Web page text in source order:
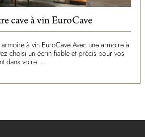
cave à vin EuroCave
à vin EuroCave Avec une armoire à
choisi un écrin fiable et précis pour vos
dans votre…